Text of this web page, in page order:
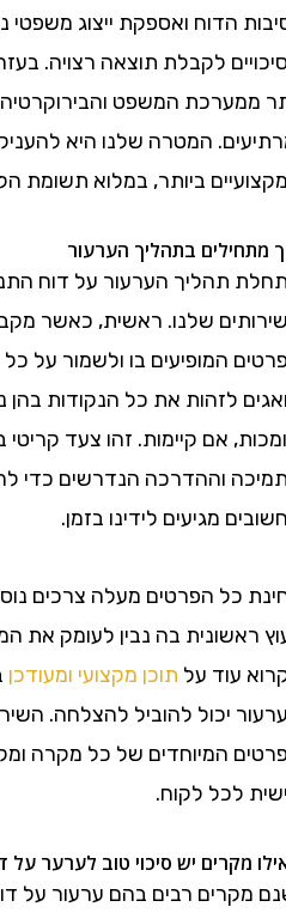
הדוח ואספקת ייצוג משפטי
לקבלת תוצאה רצויה.
המשפט והבירוקרטיה
המטרה שלנו היא להעניק לכם
ביותר, במלוא תשומת הלב
בתהליך הערעור
הערעור על דוח התנועה
שלנו. ראשית, כאשר מקבלים
המופיעים בו ולשמור על כל
לזהות את כל הנקודות בהן ניתן
אם קיימות. זהו צעד קריטי
וההדרכה הנדרשים כדי
מגיעים לידינו בזמן.
הפרטים מעלה צרכים נוספים,
בה נבין לעומק את
עלתוכן מקצועי ומעודכן
יכול להוביל להצלחה.
המיוחדים של כל מקרה ומקרה,
לקוח.
יש סיכוי טוב לערער על דוח
רבים בהם ערעור על דוח